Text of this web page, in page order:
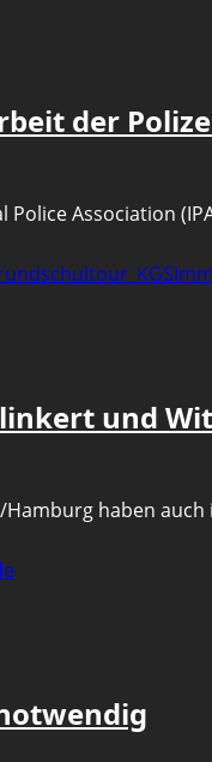
der
Association
und
haben